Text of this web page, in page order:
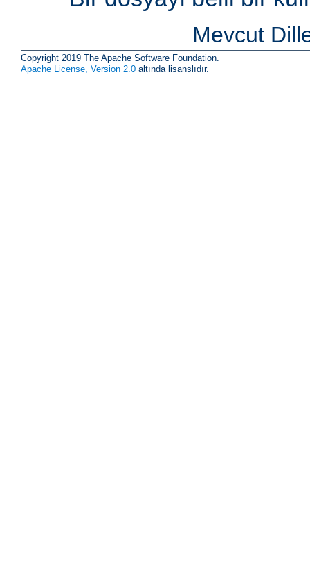
Mevcut
Copyright 2019 The Apache Software Foundation.
Apache License, Version 2.0 altında lisanslıdır.